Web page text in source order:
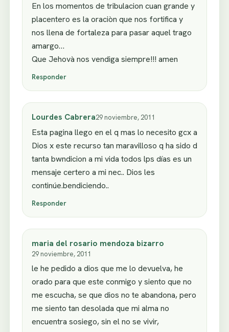
En los momentos de tribulacion cuan grande y
placentero es la oraciòn que nos fortifica y
nos llena de fortaleza para pasar aquel trago
amargo…
Que Jehovà nos vendiga siempre!!! amen
Responder
Lourdes Cabrera29 noviembre, 2011
Esta pagina llego en el q mas lo necesito gcx a
Dios x este recurso tan maravilloso q ha sido d
tanta bwndicion a mi vida todos lps días es un
mensaje certero a mi nec.. Dios les
continúe.bendiciendo..
Responder
maria del rosario mendoza bizarro
29 noviembre, 2011
le he pedido a dios que me lo devuelva, he
orado para que este conmigo y siento que no
me escucha, se que dios no te abandona, pero
me siento tan desolada que mi alma no
encuentra sosiego, sin el no se vivir,